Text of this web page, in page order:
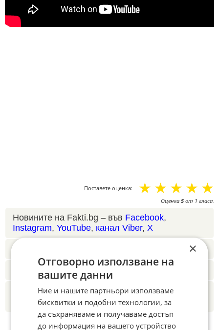
Поставете оценка: ☆
☆
☆
☆
☆
Оценка 5 от 1 гласа.
Новините на Fakti.bg – във Facebook,
Instagram, YouTube, канал Viber, X
Абонамент за Факти.БГ в Google Alerts
Добавете Факти.БГ като предпочитан
източник в Google
×
Отговорно използване на
вашите данни
Ние и нашите партньори използваме
бисквитки и подобни технологии, за
да съхраняваме и получаваме достъп
до информация на вашето устройство